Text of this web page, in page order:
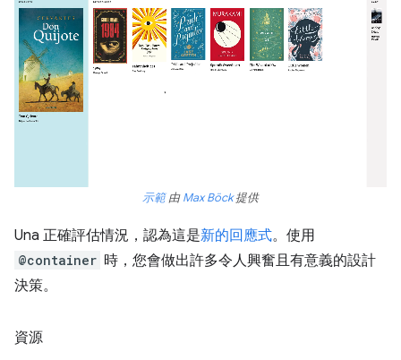
示範由Max Böck提供
Una 正確評估情況，認為這是新的回應式。使用
@container 時，您會做出許多令人興奮且有意義的設計
決策。
資源